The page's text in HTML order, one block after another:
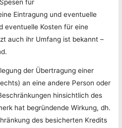
für
Eintragung und eventuelle
eventuelle Kosten für eine
auch ihr Umfang ist bekannt –
der Übertragung einer
an eine andere Person oder
hinsichtlich des
hat begründende Wirkung, dh.
des besicherten Kredits